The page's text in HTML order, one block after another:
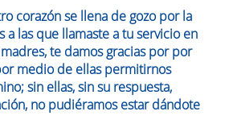
corazón se llena de gozo por la
a las que llamaste a tu servicio en
te damos gracias por por
medio de ellas permitirnos
sin ellas, sin su respuesta,
no pudiéramos estar dándote